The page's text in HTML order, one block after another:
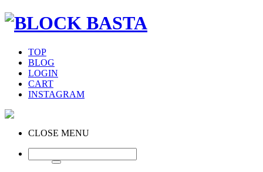
TOP
BLOG
LOGIN
CART
INSTAGRAM
CLOSE MENU